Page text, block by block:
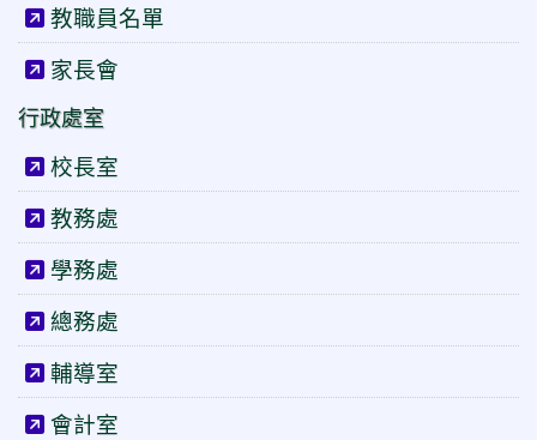
教職員名單
家長會
行政處室
校長室
教務處
學務處
總務處
輔導室
會計室